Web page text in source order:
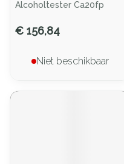
Alcoholtester Ca20fp
€ 156,84
Niet beschikbaar